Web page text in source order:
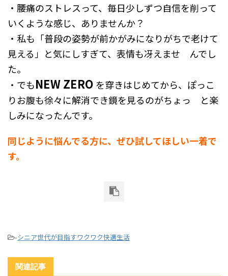
・腰痛のストレスって、毎日少しずつ自信を削って
いくような感じ、ありませんか？
・私も「普段の姿勢が前かがみになりがちで老けて
見える」と気にしすぎて、表情も冴えませ んでし
た。
・でもNEW ZERO を穿きはじめてから、ぽっこ
りお腹も徐々に解消でき鏡を見るのがちょっ と楽
しみになったんです。
同じように悩んでる方に、ぜひ試してほしい一着で
す。
-シニア世代が目指すワクワク快適生活
関連記事